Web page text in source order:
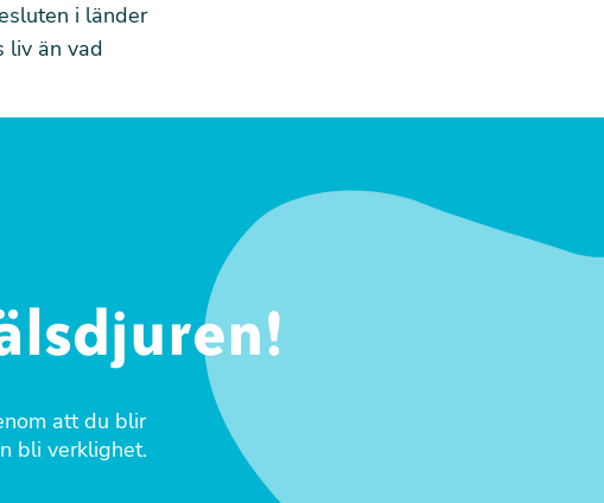
i länder
liv än vad
att du blir
bli verklighet.